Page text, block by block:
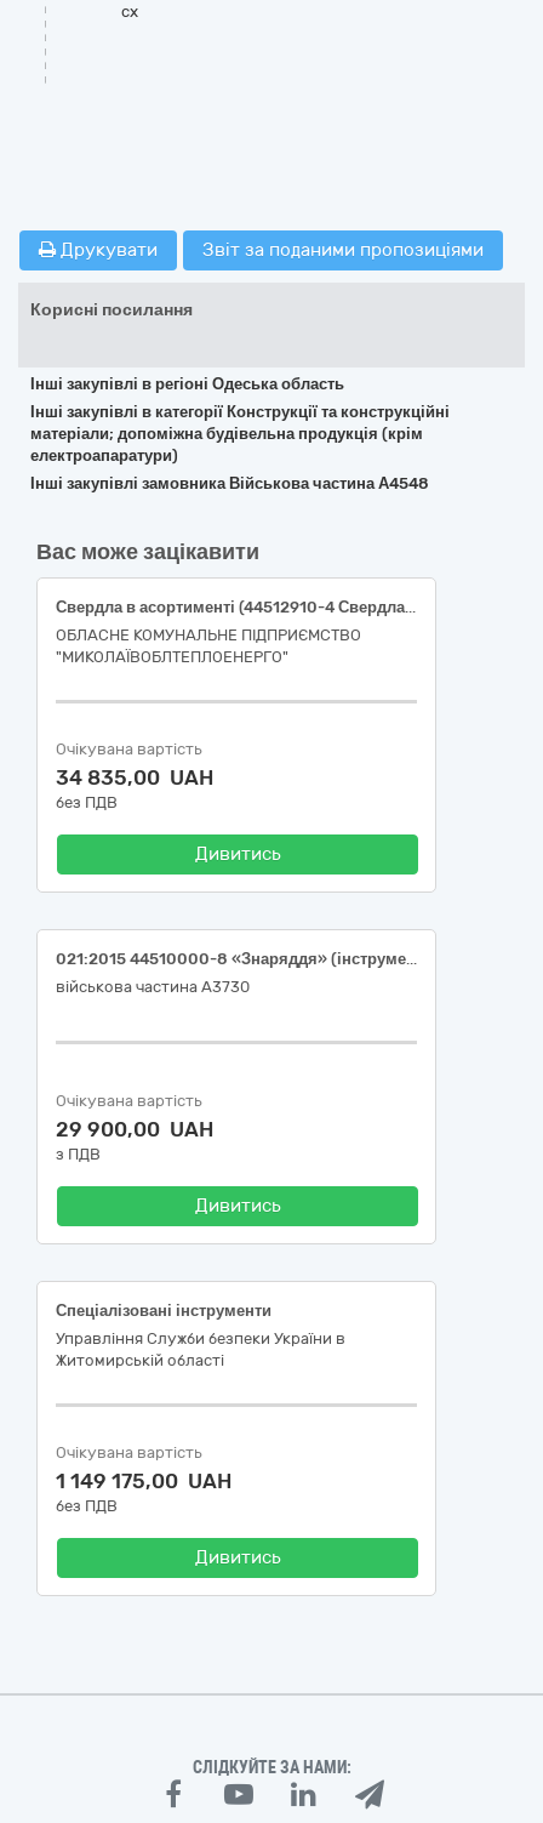
cx
Друкувати Звіт за поданими пропозиціями
Корисні посилання
Інші закупівлі в регіоні Одеська область
Інші закупівлі в категорії Конструкції та конструкційні
матеріали; допоміжна будівельна продукція (крім
електроапаратури)
Інші закупівлі замовника Військова частина А4548
Вас може зацікавити
Свердла в асортименті (44512910-4 Свердла) 44510000-8 Знаряддя
ОБЛАСНЕ КОМУНАЛЬНЕ ПІДПРИЄМСТВО
"МИКОЛАЇВОБЛТЕПЛОЕНЕРГО"
Очікувана вартість
34 835,00 UAH
без ПДВ
Дивитись
021:2015 44510000-8 «Знаряддя» (інструменти та прилади)
військова частина А3730
Очікувана вартість
29 900,00 UAH
з ПДВ
Дивитись
Спеціалізовані інструменти
Управління Служби безпеки України в
Житомирській області
Очікувана вартість
1 149 175,00 UAH
без ПДВ
Дивитись
СЛІДКУЙТЕ ЗА НАМИ: